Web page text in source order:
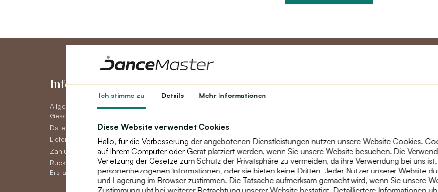
Ich stimme zu Details Mehr Informationen
Diese Website verwendet Cookies
Hallo, für die Verbesserung der angebotenen Dienstleistungen nutzen unsere Website Cookies.
auf Ihrem Computer oder Gerät platziert werden, wenn Sie unsere Website besuchen. Die
Verletzung der Gesetze zum Schutz der Privatsphäre zu vermeiden, da ihre Verwendung bei uns
personenbezogenen Informationen, oder sie bieten keine Dritten. Jeder Nutzer unserer Website
und Lagerung im Browser zustimmen. Die Tatsache aufmerksam gemacht wird, wenn Sie unsere
Zustimmung übt bei weiterer Betrachtung unserer Website bestätigt. Detailliertere Informationen
Informationen
Allgemeine
Geschäftsbedingungen
Datenschutzerklärung DSGVO
Lieferoptionen
Zahlungsmöglichkeiten
Rückgabe, Umtausch oder
Erstattung von Waren
Konto
Konto
Newsletter
Partner
Lehrerprogramm
Treueprogramm
Über uns
Retouren